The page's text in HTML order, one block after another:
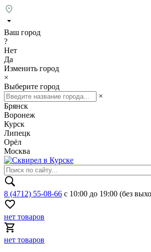
Ваш город
?
Нет
Да
Изменить город
×
Выберите город
×
Брянск
Воронеж
Курск
Липецк
Орёл
Москва
8 (4712) 55-08-66 с 10:00 до 19:00 (без
нет товаров
нет товаров